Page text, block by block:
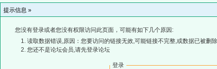
提示信息 »
您没有登录或者您没有权限访问此页面，可能有如下几个原因:
读取数据错误,原因：您要访问的链接无效,可能链接不完整,或数据已被删
您还不是论坛会员,请先登录论坛
登录